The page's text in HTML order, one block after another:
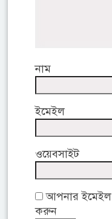
নাম
ইমেইল
ওয়েবসাইট
আপনার ইমেইল
করুন